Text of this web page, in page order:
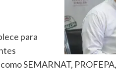
para
SEMARNAT,